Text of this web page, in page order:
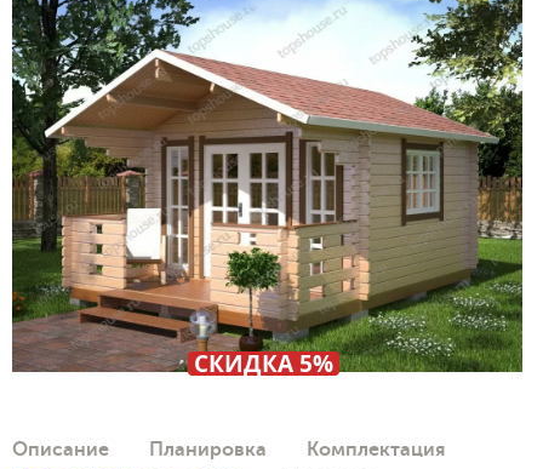
СКИДКА 5%
Описание Планировка
Комплектация